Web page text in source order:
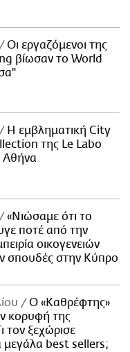
Οι εργαζόμενοι της
βίωσαν το World
Η εμβληματική City
της Le Labo
Αθήνα
«Νιώσαμε ότι το
ποτέ από την
οικογενειών
σπουδές στην Κύπρο
Ο «Καθρέφτης»
κορυφή της
τον ξεχώρισε
μεγάλα best sellers;